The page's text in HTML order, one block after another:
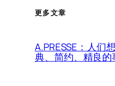
更多文章
A.PRESSE：人们
典、简约、精良的